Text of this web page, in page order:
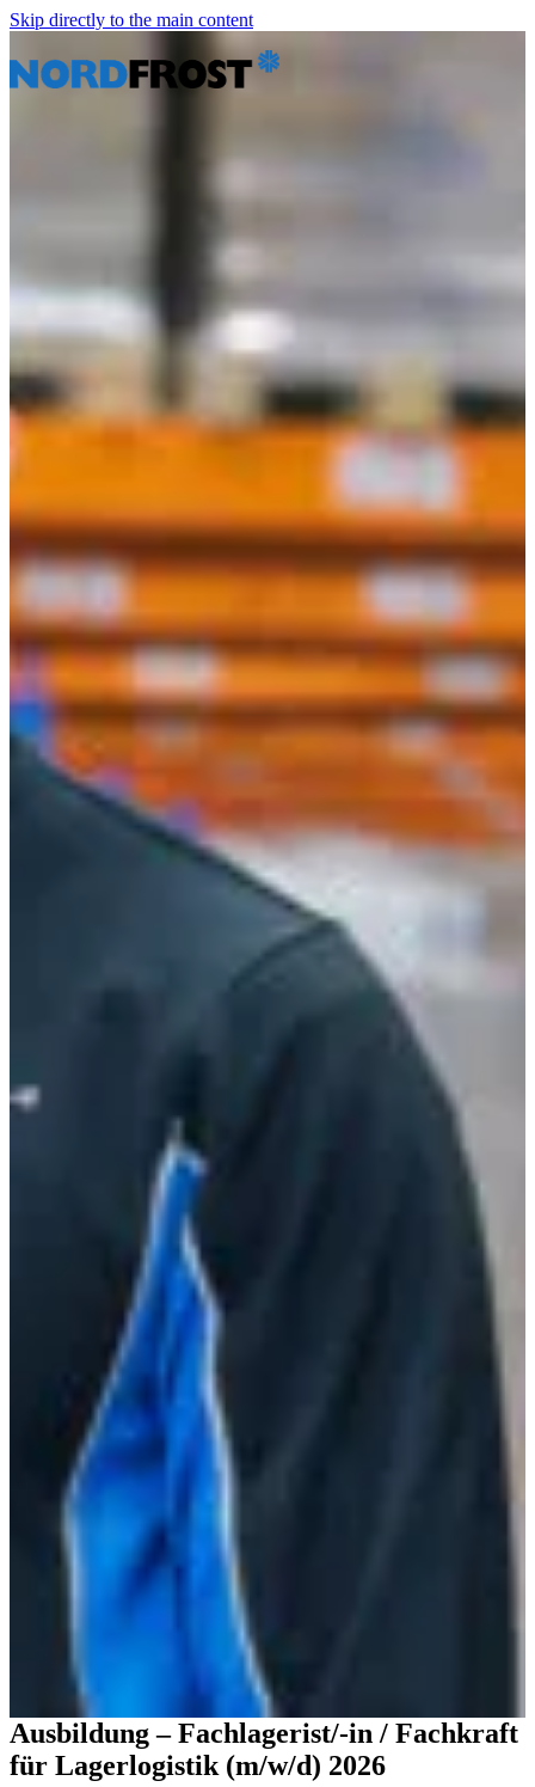
Skip directly to the main content
Ausbildung – Fachlagerist/-in / Fachkraft
für Lagerlogistik (m/w/d) 2026